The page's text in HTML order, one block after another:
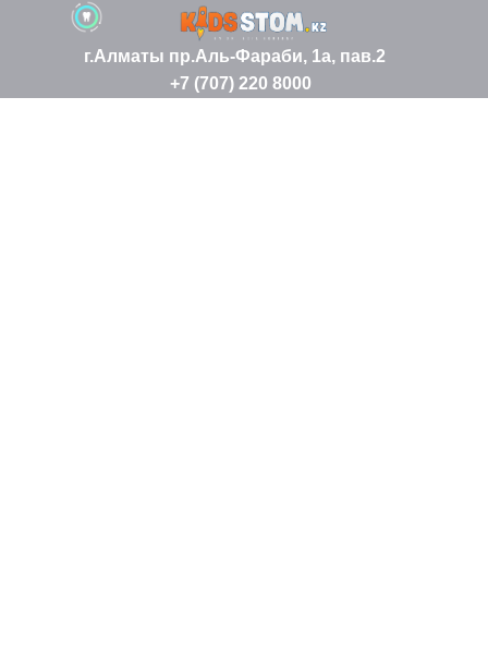
+7 (707) 220 8000
г.Алматы пр.Аль-Фараби, 1а, пав.2